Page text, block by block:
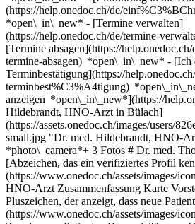
(https://help.onedoc.ch/de/
*open\_in\_new* - [Termine verwalten]
(https://help.onedoc.ch/de/termine-
[Termine absagen](https://
termine-absagen) *open\_in\_new* - [Ich
Terminbestätigung](https://
terminbest%C3%A4tigung)
anzeigen *open\_in\_new*](https://
Hildebrandt, HNO-Arzt in Bülach]
(https://assets.onedoc.ch/images/users/
small.jpg "Dr. med. Hildebrandt, HNO-
*photo\_camera*+ 3 Fotos # Dr. med.
[Abzeichen, das ein verifiziertes Profil
(https://www.onedoc.ch/assets/images/
HNO-Arzt Zusammenfassung Karte
Pluszeichen, der anzeigt, dass neue
(https://www.onedoc.ch/assets/images/